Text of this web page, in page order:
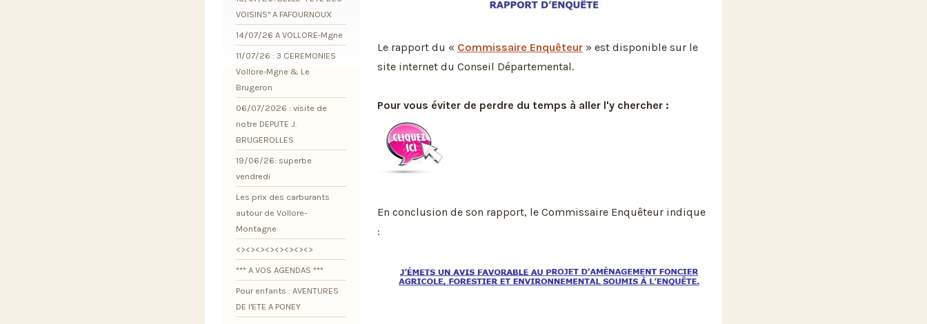
Le rapport du « Commissaire Enquêteur » est disponible sur le
site internet du Conseil Départemental.
Pour vous éviter de perdre du temps à aller l'y chercher :
En conclusion de son rapport, le Commissaire Enquêteur indique
:
VOISINS" A FAFOURNOUX
14/07/26 A VOLLORE-Mgne
11/07/26 : 3 CEREMONIES
Vollore-Mgne & Le
Brugeron
06/07/2026 : visite de
notre DEPUTE J.
BRUGEROLLES
19/06/26: superbe
vendredi
Les prix des carburants
autour de Vollore-
Montagne
<><><><><><><><>
*** A VOS AGENDAS ***
Pour enfants : AVENTURES
DE l'ETE A PONEY